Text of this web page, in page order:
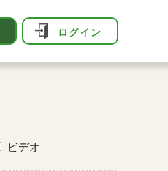
ログイン
ビデオ